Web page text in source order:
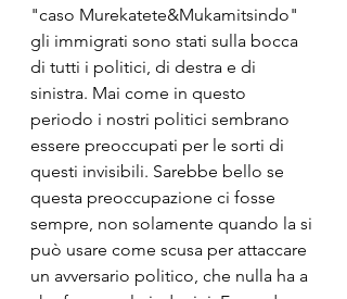
"caso Murekatete&Mukamitsindo"
gli immigrati sono stati sulla bocca
di tutti i politici, di destra e di
sinistra. Mai come in questo
periodo i nostri politici sembrano
essere preoccupati per le sorti di
questi invisibili. Sarebbe bello se
questa preoccupazione ci fosse
sempre, non solamente quando la si
può usare come scusa per attaccare
un avversario politico, che nulla ha a